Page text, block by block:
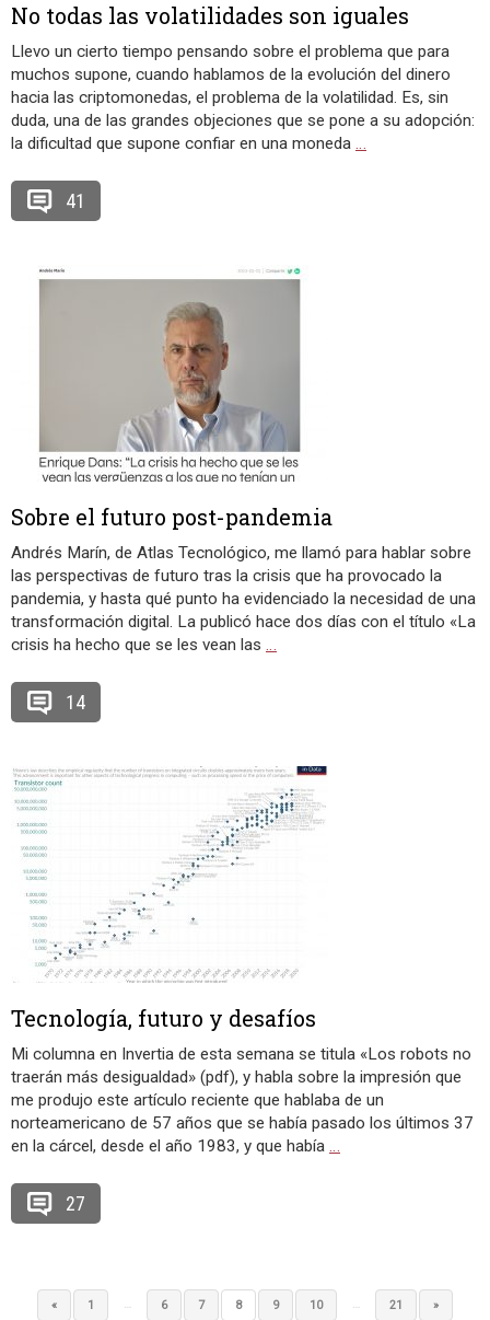
No todas las volatilidades son iguales
Llevo un cierto tiempo pensando sobre el problema que para
muchos supone, cuando hablamos de la evolución del dinero
hacia las criptomonedas, el problema de la volatilidad. Es, sin
duda, una de las grandes objeciones que se pone a su adopción:
la dificultad que supone confiar en una moneda …
41
Sobre el futuro post-pandemia
Andrés Marín, de Atlas Tecnológico, me llamó para hablar sobre
las perspectivas de futuro tras la crisis que ha provocado la
pandemia, y hasta qué punto ha evidenciado la necesidad de una
transformación digital. La publicó hace dos días con el título «La
crisis ha hecho que se les vean las …
14
Tecnología, futuro y desafíos
Mi columna en Invertia de esta semana se titula «Los robots no
traerán más desigualdad» (pdf), y habla sobre la impresión que
me produjo este artículo reciente que hablaba de un
norteamericano de 57 años que se había pasado los últimos 37
en la cárcel, desde el año 1983, y que había …
27
« 1 … 6 7 8 9 10 … 21 »